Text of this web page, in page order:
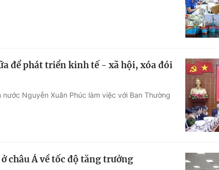
để phát triển kinh tế - xã hội, xóa đói
Nguyễn Xuân Phúc làm việc với Ban Thường
châu Á về tốc độ tăng trưởng